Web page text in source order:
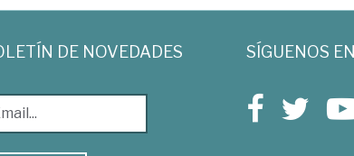
DE NOVEDADES SÍGUENOS EN